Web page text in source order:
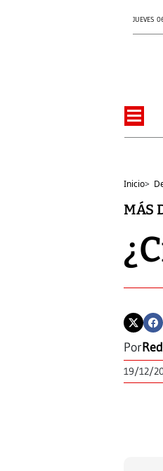
JUEVES
Inicio>
MÁS
Por
19/12/